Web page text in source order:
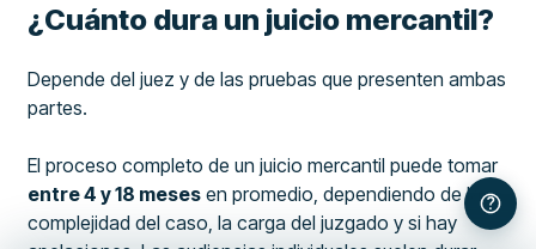
¿Cuánto dura un juicio mercantil?
Depende del juez y de las pruebas que presenten ambas
partes.
El proceso completo de un juicio mercantil puede tomar
entre 4 y 18 meses en promedio, dependiendo de la
complejidad del caso, la carga del juzgado y si hay